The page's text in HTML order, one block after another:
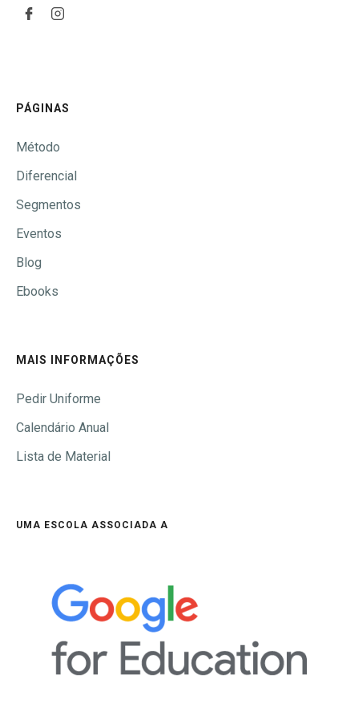
PÁGINAS
Método
Diferencial
Segmentos
Eventos
Blog
Ebooks
MAIS INFORMAÇÕES
Pedir Uniforme
Calendário Anual
Lista de Material
UMA ESCOLA ASSOCIADA A